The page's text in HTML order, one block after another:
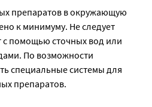
препаратов в окружающую
к минимуму. Не следует
с помощью сточных вод или
По возможности
специальные системы для
препаратов.